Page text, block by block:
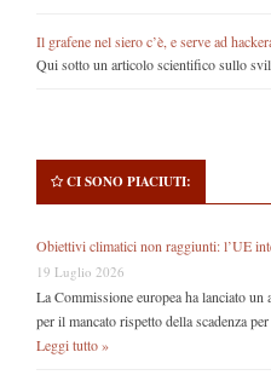
Il grafene nel siero c’è, e serve ad
Qui sotto un articolo scientifico sullo
CI SONO PIACIUTI:
Obiettivi climatici non raggiunti: l’UE
19 Luglio 2026
La Commissione europea ha lanciato
per il mancato rispetto della scadenza
Leggi tutto »